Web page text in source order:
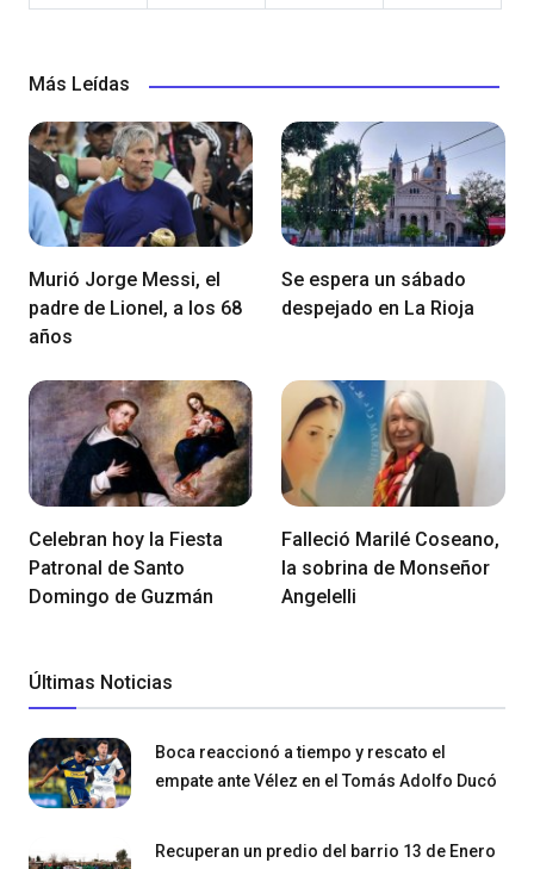
Más Leídas
Murió Jorge Messi, el
padre de Lionel, a los 68
años
Se espera un sábado
despejado en La Rioja
Celebran hoy la Fiesta
Patronal de Santo
Domingo de Guzmán
Falleció Marilé Coseano,
la sobrina de Monseñor
Angelelli
Últimas Noticias
Boca reaccionó a tiempo y rescato el
empate ante Vélez en el Tomás Adolfo Ducó
Recuperan un predio del barrio 13 de Enero